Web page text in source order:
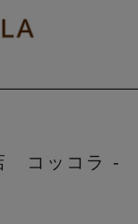
コッコラ -